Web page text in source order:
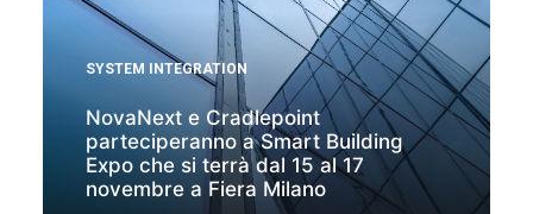
SYSTEM INTEGRATION
NovaNext e Cradlepoint
parteciperanno a Smart Building
Expo che si terrà dal 15 al 17
novembre a Fiera Milano